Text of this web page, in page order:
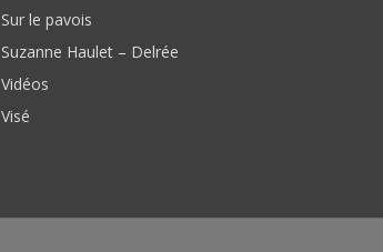
Sur le pavois
Suzanne Haulet – Delrée
Vidéos
Visé